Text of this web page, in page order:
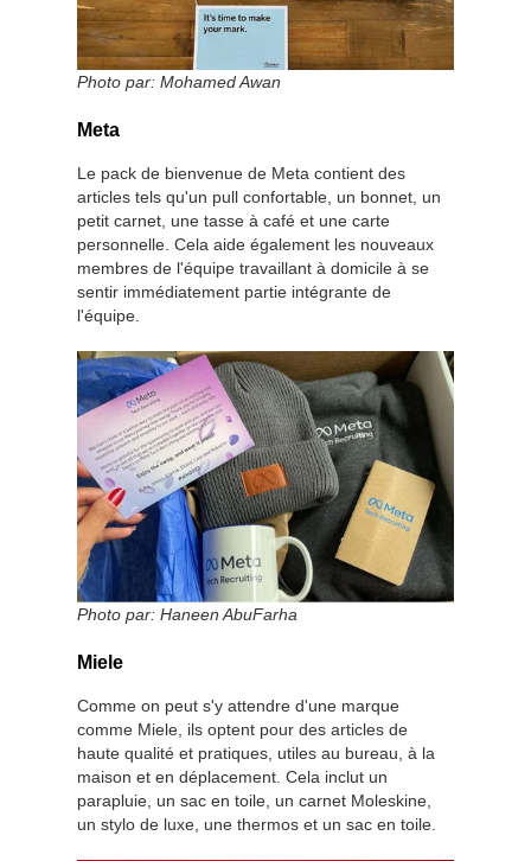
Photo par: Mohamed Awan
Meta
Le pack de bienvenue de Meta contient des
articles tels qu'un pull confortable, un bonnet, un
petit carnet, une tasse à café et une carte
personnelle. Cela aide également les nouveaux
membres de l'équipe travaillant à domicile à se
sentir immédiatement partie intégrante de
l'équipe.
Photo par: Haneen AbuFarha
Miele
Comme on peut s'y attendre d'une marque
comme Miele, ils optent pour des articles de
haute qualité et pratiques, utiles au bureau, à la
maison et en déplacement. Cela inclut un
parapluie, un sac en toile, un carnet Moleskine,
un stylo de luxe, une thermos et un sac en toile.